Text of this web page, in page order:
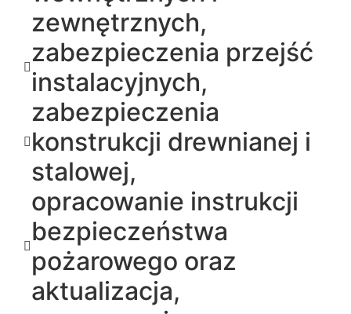
zewnętrznych,
zabezpieczenia przejść
instalacyjnych,
zabezpieczenia
konstrukcji drewnianej i
stalowej,
opracowanie instrukcji
bezpieczeństwa
pożarowego oraz
aktualizacja,